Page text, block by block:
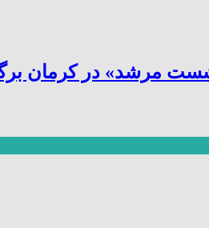
مرشد» در کرمان